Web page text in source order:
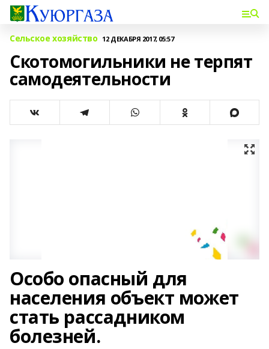
Сельское хозяйство 12 ДЕКАБРЯ 2017, 05:57
Скотомогильники не терпят
самодеятельности
Особо опасный для
населения объект может
стать рассадником
болезней.